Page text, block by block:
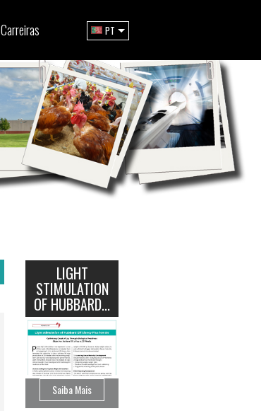
PT
Carreiras
LIGHT
STIMULATION
OF HUBBARD...
Saiba Mais